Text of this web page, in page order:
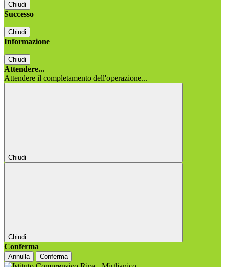
Chiudi
Successo
Chiudi
Informazione
Chiudi
Attendere...
Attendere il completamento dell'operazione...
Chiudi
Chiudi
Conferma
Annulla Conferma